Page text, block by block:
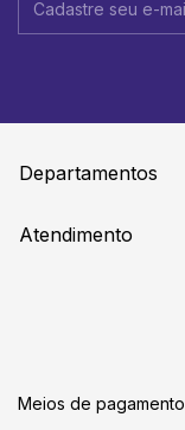
Departamentos
Atendimento
Meios de pagamento